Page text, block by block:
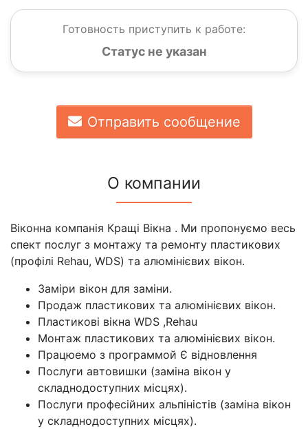
Готовность приступить к работе:
Статус не указан
Отправить сообщение
О компании
Віконна компанія Кращі Вікна . Ми пропонуємо весь
спект послуг з монтажу та ремонту пластикових
(профілі Rehau, WDS) та алюмінієвих вікон.
Заміри вікон для заміни.
Продаж пластикових та алюмінієвих вікон.
Пластикові вікна WDS ,Rehau
Монтаж пластикових та алюмінієвих вікон.
Працюемо з программой Є відновлення
Послуги автовишки (заміна вікон у
складнодоступних місцях).
Послуги професійних альпіністів (заміна вікон
у складнодоступних місцях).